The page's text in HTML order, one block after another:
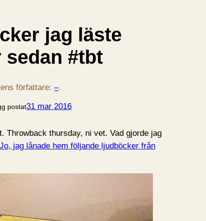
jag läste
sedan #tbt
författare: –.
postat31 mar 2016
Throwback thursday, ni vet. Vad gjorde jag
Jo, jag lånade hem följande ljudböcker från